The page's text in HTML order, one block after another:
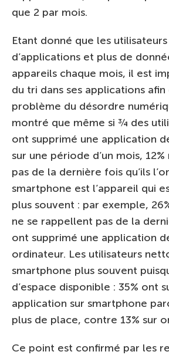
que 2 par mois.
Etant donné que les
d’applications et plus de
appareils chaque mois, il est
du tri dans ses applications
problème du désordre
montré que même si ¾ des
ont supprimé une application
sur une période d’un mois,
pas de la dernière fois qu’ils
smartphone est l’appareil qui
plus souvent : par exemple,
ne se rappellent pas de la
ont supprimé une application
ordinateur. Les utilisateurs
smartphone plus souvent
d’espace disponible : 35% ont
application sur smartphone
plus de place, contre 13% sur
Ce point est confirmé par les